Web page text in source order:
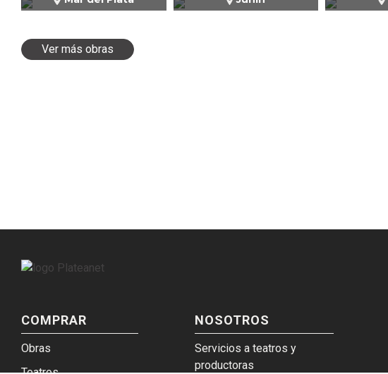
Ver más obras
COMPRAR
Obras
NOSOTROS
Servicios a teatros y
productoras